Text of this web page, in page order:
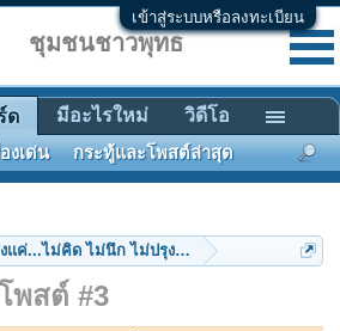
เข้าสู่ระบบหรือลงทะเบียน
แค่...ไม่คิด ไม่นึก ไม่ปรุงแต่ง ก็แจ้งในธรรม
พสต์ #3
ชุมชนชาวพุทธ
ด
งเด่น กระทู้และโพสต์ล่าสุด
มีอะไรใหม่ วิดีโอ